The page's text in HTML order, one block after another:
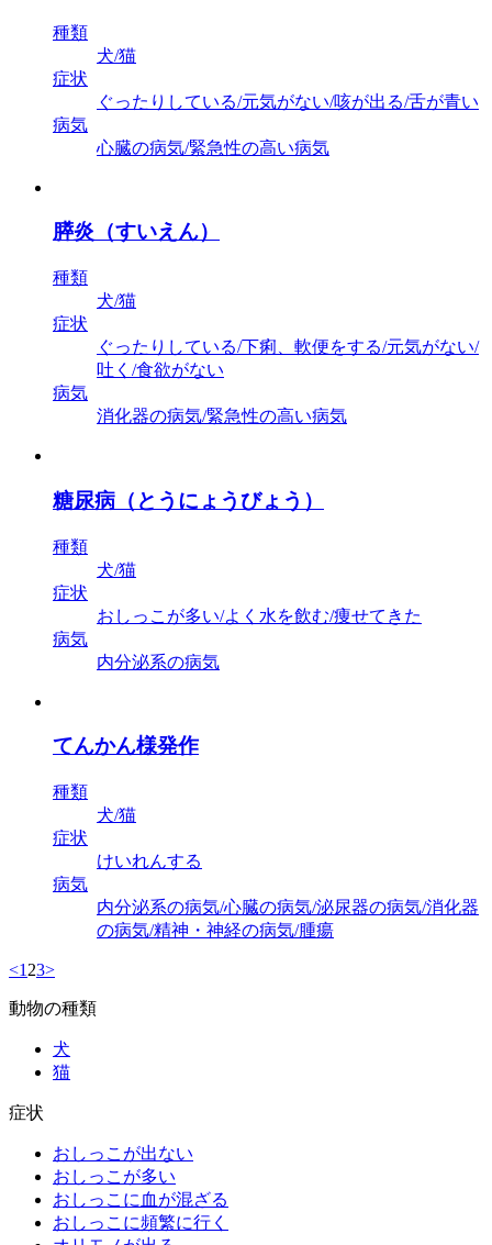
種類
犬/猫
症状
ぐったりしている/元気がない/咳が出る/舌が青い
病気
心臓の病気/緊急性の高い病気
膵炎（すいえん）
種類
犬/猫
症状
ぐったりしている/下痢、軟便をする/元気がない/
吐く/食欲がない
病気
消化器の病気/緊急性の高い病気
糖尿病（とうにょうびょう）
種類
犬/猫
症状
おしっこが多い/よく水を飲む/痩せてきた
病気
内分泌系の病気
てんかん様発作
種類
犬/猫
症状
けいれんする
病気
内分泌系の病気/心臓の病気/泌尿器の病気/消化器
の病気/精神・神経の病気/腫瘍
<1 23>
動物の種類
犬
猫
症状
おしっこが出ない
おしっこが多い
おしっこに血が混ざる
おしっこに頻繁に行く